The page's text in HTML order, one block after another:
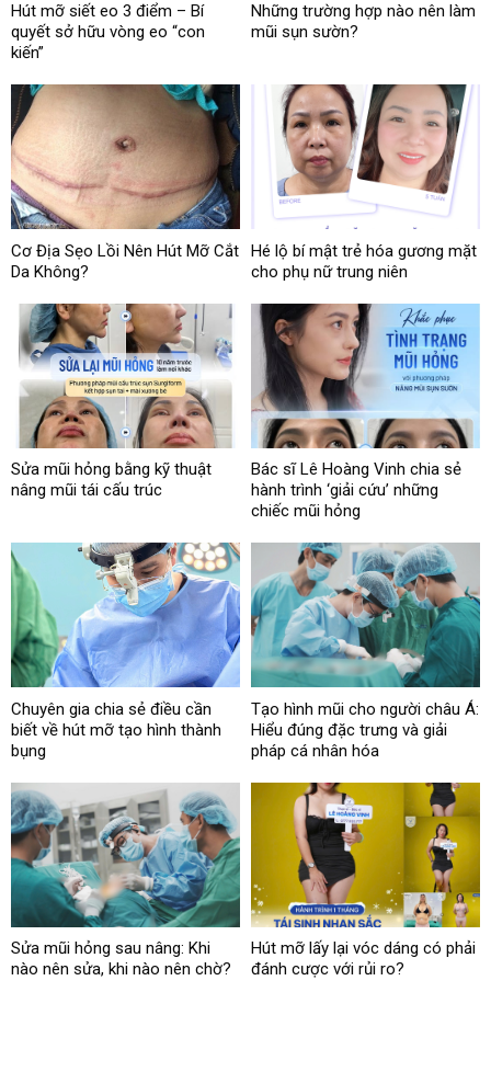
Hút mỡ siết eo 3 điểm – Bí
quyết sở hữu vòng eo “con
kiến”
Những trường hợp nào nên làm
mũi sụn sườn?
Cơ Địa Sẹo Lồi Nên Hút Mỡ Cắt
Da Không?
Hé lộ bí mật trẻ hóa gương mặt
cho phụ nữ trung niên
Sửa mũi hỏng bằng kỹ thuật
nâng mũi tái cấu trúc
Bác sĩ Lê Hoàng Vinh chia sẻ
hành trình ‘giải cứu’ những
chiếc mũi hỏng
Chuyên gia chia sẻ điều cần
biết về hút mỡ tạo hình thành
bụng
Tạo hình mũi cho người châu Á:
Hiểu đúng đặc trưng và giải
pháp cá nhân hóa
Sửa mũi hỏng sau nâng: Khi
nào nên sửa, khi nào nên chờ?
Hút mỡ lấy lại vóc dáng có phải
đánh cược với rủi ro?